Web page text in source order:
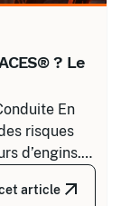
? Le
En
risques
d’engins.
de 8
selon
article